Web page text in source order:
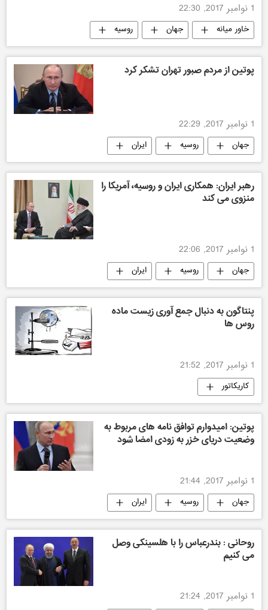
1 نوامبر 2017, 22:30
خاور میانه جهان روسیه
پوتین از مردم صبور تهران تشکر کرد
1 نوامبر 2017, 22:29
جهان روسیه ایران
رهبر ایران: همکاری ایران و روسیه، آمریکا را
منزوی می کند
1 نوامبر 2017, 22:06
جهان روسیه ایران
پنتاگون به دنبال جمع آوری زیست ماده
روس ها
1 نوامبر 2017, 21:52
کاریکاتور
پوتین: امیدوارم توافق نامه های مربوط به
وضعیت دریای خزر به زودی امضا شود
1 نوامبر 2017, 21:44
جهان روسیه ایران
روحانی : بندرعباس را با هلسینکی وصل
می کنیم
1 نوامبر 2017, 21:24